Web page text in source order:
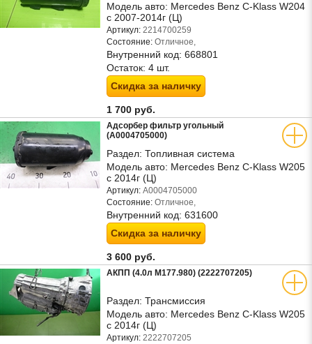
Модель авто: Mercedes Benz C-Klass W204
с 2007-2014г (Ц)
Артикул: 2214700259
Состояние: Отличное,
Внутренний код: 668801
Остаток: 4 шт.
Скидка за наличку
1 700 руб.
Адсорбер фильтр угольный
(A0004705000)
Раздел: Топливная система
Модель авто: Mercedes Benz C-Klass W205
с 2014г (Ц)
Артикул: A0004705000
Состояние: Отличное,
Внутренний код: 631600
Скидка за наличку
3 600 руб.
АКПП (4.0л M177.980) (2222707205)
Раздел: Трансмиссия
Модель авто: Mercedes Benz C-Klass W205
с 2014г (Ц)
Артикул: 2222707205